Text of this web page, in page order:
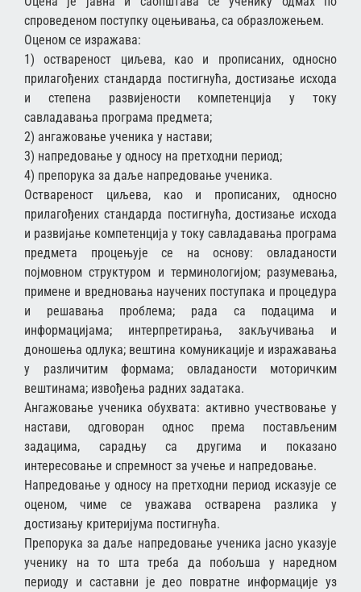
спроведеном поступку оцењивања, са образложењем.
Оценом се изражава:
1) оствареност циљева, као и прописаних, односно
прилагођених стандарда постигнућа, достизање исхода
и степена развијености компетенција у току
савладавања програма предмета;
2) ангажовање ученика у настави;
3) напредовање у односу на претходни период;
4) препорука за даље напредовање ученика.
Оствареност циљева, као и прописаних, односно
прилагођених стандарда постигнућа, достизање исхода
и развијање компетенција у току савладавања програма
предмета процењује се на основу: овладаности
појмовном структуром и терминологијом; разумевања,
примене и вредновања научених поступака и процедура
и решавања проблема; рада са подацима и
информацијама; интерпретирања, закључивања и
доношења одлука; вештина комуникације и изражавања
у различитим формама; овладаности моторичким
вештинама; извођења радних задатака.
Ангажовање ученика обухвата: активно учествовање у
настави, одговоран однос према постављеним
задацима, сарадњу са другима и показано
интересовање и спремност за учење и напредовање.
Напредовање у односу на претходни период исказује се
оценом, чиме се уважава остварена разлика у
достизању критеријума постигнућа.
Препорука за даље напредовање ученика јасно указује
ученику на то шта треба да побољша у наредном
периоду и саставни је део повратне информације уз